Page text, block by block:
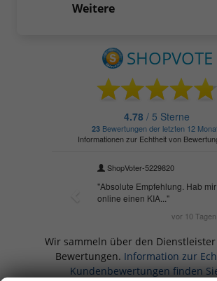
Weitere
Wir sammeln über den Dienstleister
Bewertungen. Information zur
Kundenbewertungen finden